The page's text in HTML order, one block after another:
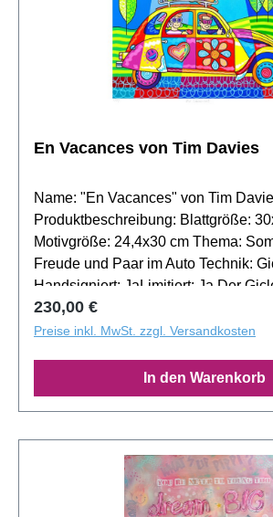
En Vacances von Tim Davies
Name: "En Vacances" von Tim
Produktbeschreibung: Blattgröße: 30x40 cm
Motivgröße: 24,4x30 cm Thema: Sommerliche
Freude und Paar im Auto Technik: Giclée-Druck
Handsigniert: JaLimitiert: Ja Der Giclée-Druck "En
Vacances" von Tim Davies fängt die
Freude einer sommerlichen Fahrt
Bewegung ist dieses Werk eine
Leichtigkeit des Seins. Individueller
Einrahmungsservice: Eine
Rahmung unterstreicht die
Vacances". Informieren Sie sich auf
Bilderrahmenseite über unsere
Exklusiver Service für Sie: Stellen
Regulärer Preis:
230,00 €
Preise inkl. MwSt. zzgl. Versandkosten
In den Warenkorb